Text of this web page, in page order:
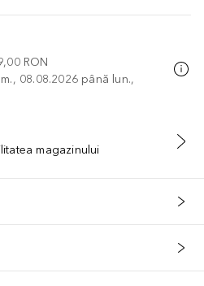
RON
08.08.2026 până lun.,
ÎN COŞ
magazinului